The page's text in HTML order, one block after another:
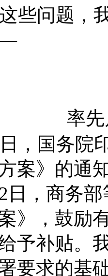
问题，我
率
国务院印
案》的通
日，商务
》，鼓励
予补贴。
要求的基